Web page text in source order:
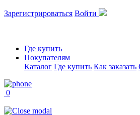
Зарегистрироваться Войти
Где купить
Покупателям
Каталог Где купить Как заказать
0